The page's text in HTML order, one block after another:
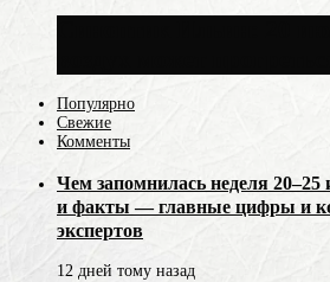
Популярно
Свежие
Комменты
Чем запомнилась неделя
и факты — главные цифры и
экспертов
12 дней тому назад